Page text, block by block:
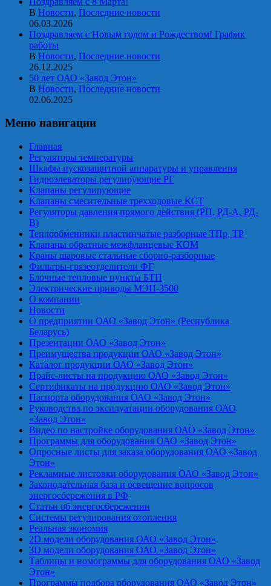
В Новости, Последние новости
06.03.2026
Поздравляем с Новым годом и Рождеством! График
работы
В Новости, Последние новости
26.12.2025
50 лет ОАО «Завод Этон»
В Новости, Последние новости
02.06.2025
Меню навигации
Главная
Регуляторы температуры
Шкафы пускозащитной аппаратуры и управления
Гидроэлеваторы регулирующие РГ
Клапаны регулирующие
Клапаны смесительные трехходовые КСТ
Регуляторы давления прямого действия (РП, РД-А, РД-
В)
Теплообменники пластинчатые разборные ТПр, ТР
Клапаны обратные межфланцевые КОМ
Краны шаровые стальные сборно-разборные
Фильтры-грязеотделители ФГ
Блочные тепловые пункты БТП
Электрические приводы МЭП-3500
О компании
Новости
О предприятии ОАО «Завод Этон» (Республика
Беларусь)
Презентации ОАО «Завод Этон»
Преимущества продукции ОАО «Завод Этон»
Каталог продукции ОАО «Завод Этон»
Прайс-листы на продукцию ОАО «Завод Этон»
Сертификаты на продукцию ОАО «Завод Этон»
Паспорта оборудования ОАО «Завод Этон»
Руководства по эксплуатации оборудования ОАО
«Завод Этон»
Видео по настройке оборудования ОАО «Завод Этон»
Программы для оборудования ОАО «Завод Этон»
Опросные листы для заказа оборудования ОАО «Завод
Этон»
Рекламные листовки оборудования ОАО «Завод Этон»
Законодательная база и освещение вопросов
энергосбережения в РФ
Статьи об энергосбережении
Системы регулирования отопления
Реальная экономия
2D модели оборудования ОАО «Завод Этон»
3D модели оборудования ОАО «Завод Этон»
Таблицы и номограммы для оборудования ОАО «Завод
Этон»
Программы подбора оборудования ОАО «Завод Этон»